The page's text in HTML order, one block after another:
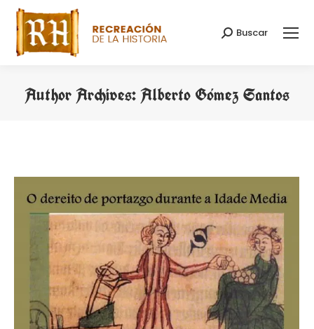
Search:
Buscar
Author Archives:Alberto Gómez Santos